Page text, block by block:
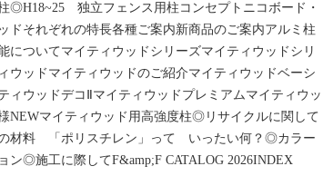
◎H18~25 独立フェンス用柱コンセプトニコボード・
ドそれぞれの特長各種ご案内新商品のご案内アルミ柱
についてマイティウッドシリーズマイティウッドシリ
ウッドマイティウッドのご紹介マイティウッドベーシ
ィウッドデコⅡマイティウッドプレミアムマイティウッ
NEWマイティウッド用高強度柱◎リサイクルに関して
材料 「ポリスチレン」って いったい何？◎カラー
ン◎施工に際してF&amp;F CATALOG 2026INDEX